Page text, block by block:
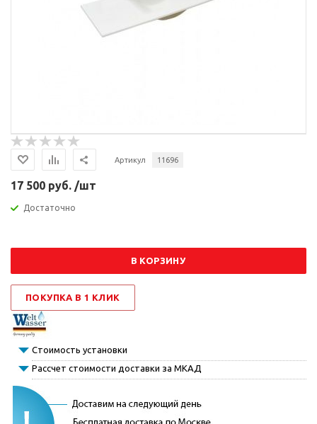
Артикул 11696
17 500 руб. /шт
Достаточно
В КОРЗИНУ
ПОКУПКА В 1 КЛИК
Стоимость установки
Рассчет стоимости доставки за МКАД